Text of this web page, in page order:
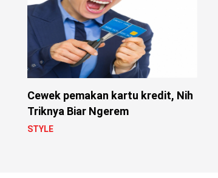
Cewek pemakan kartu kredit, Nih
Triknya Biar Ngerem
STYLE